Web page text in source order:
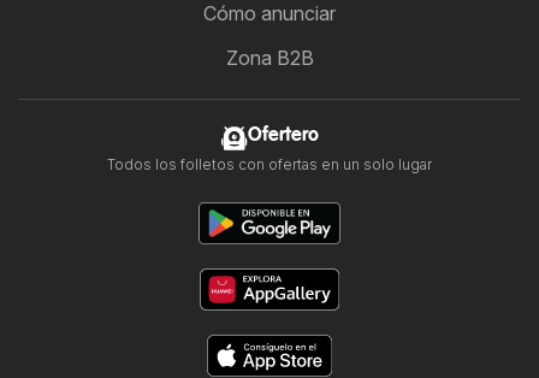
Cómo anunciar
Zona B2B
Ofertero
Todos los folletos con ofertas en un solo lugar